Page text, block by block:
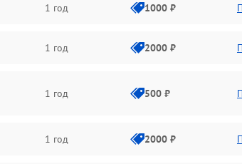
1 год 1000 ₽
1 год 2000 ₽
1 год 500 ₽
1 год 2000 ₽